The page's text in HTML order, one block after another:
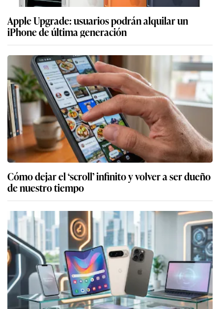
Apple Upgrade: usuarios podrán alquilar un
iPhone de última generación
Cómo dejar el ‘scroll’ infinito y volver a ser dueño
de nuestro tiempo